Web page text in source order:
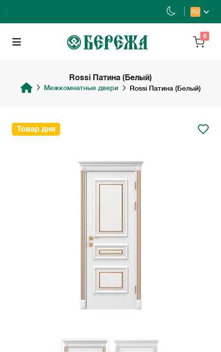
RU
0
Rossi Патина (Белый)
Межкомнатные двери Rossi Патина (Белый)
Товар дня